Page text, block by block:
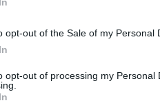
opt-out of the Sale of my Personal
opt-out of processing my Personal
Abbiamo
che
più profonde
del nostro